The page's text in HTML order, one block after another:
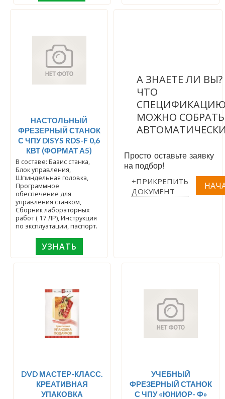
НАСТОЛЬНЫЙ
ФРЕЗЕРНЫЙ СТАНОК
С ЧПУ DISYS RDS-F 0,6
КВТ (ФОРМАТ А5)
В составе: Базис станка,
Блок управления,
Шпиндельная головка,
Программное
обеспечение для
управления станком,
Сборник лабораторных
работ ( 17 ЛР), Инструкция
по эксплуатации, паспорт.
УЗНАТЬ
А ЗНАЕТЕ ЛИ ВЫ?
ЧТО
МОЖНО СОБРАТЬ
Просто оставьте заявку
на подбор!
+ПРИКРЕПИТЬ
ДОКУМЕНТ
DVD МАСТЕР-КЛАСС.
КРЕАТИВНАЯ
УПАКОВКА
УЧЕБНЫЙ
ФРЕЗЕРНЫЙ СТАНОК
С ЧПУ «ЮНИОР- Ф»